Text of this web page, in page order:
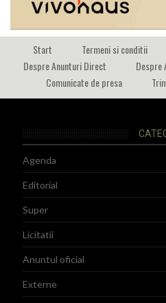
Start Termeni si conditii
Despre Anunturi Direct
Despre
Comunicate de presa
Agenda
Editorial
Super
Licitatii
Anuntul oficial
Externe